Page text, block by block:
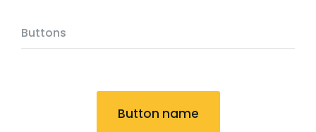
Buttons
Button name